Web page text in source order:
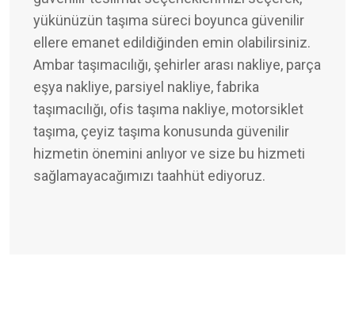
yükünüzün taşıma süreci boyunca güvenilir
ellere emanet edildiğinden emin olabilirsiniz.
Ambar taşımacılığı, şehirler arası nakliye, parça
eşya nakliye, parsiyel nakliye, fabrika
taşımacılığı, ofis taşıma nakliye, motorsiklet
taşıma, çeyiz taşıma konusunda güvenilir
hizmetin önemini anlıyor ve size bu hizmeti
sağlamayacağımızı taahhüt ediyoruz.